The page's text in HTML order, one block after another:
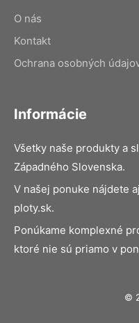
O nás
Kontakt
Ochrana osobných
Informácie
Všetky naše produkty a
Západného Slovenska.
V našej ponuke nájdete
ploty.sk.
Ponúkame komplexné
ktoré nie sú priamo v
©